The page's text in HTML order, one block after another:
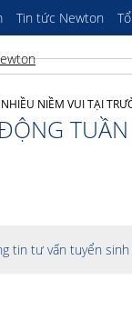
Tin tức Newton
NIỀM VUI TẠI
tin tư vấn tuyển